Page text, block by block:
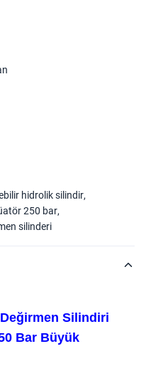
hidrolik silindir,
250 bar,
silinderi
Değirmen Silindiri
Bar Büyük